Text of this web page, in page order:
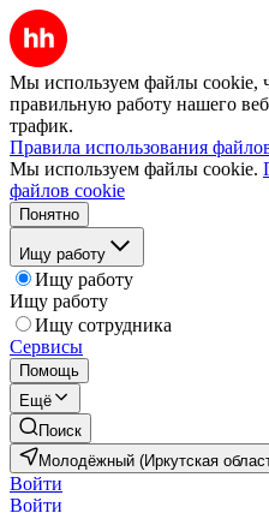
Мы используем файлы cookie,
правильную работу нашего
трафик.
Правила использования
Мы используем файлы cookie.
файлов cookie
Понятно
Ищу работу
Ищу работу
Ищу работу
Ищу сотрудника
Сервисы
Помощь
Ещё
Поиск
Молодёжный (Иркутская
Войти
Войти